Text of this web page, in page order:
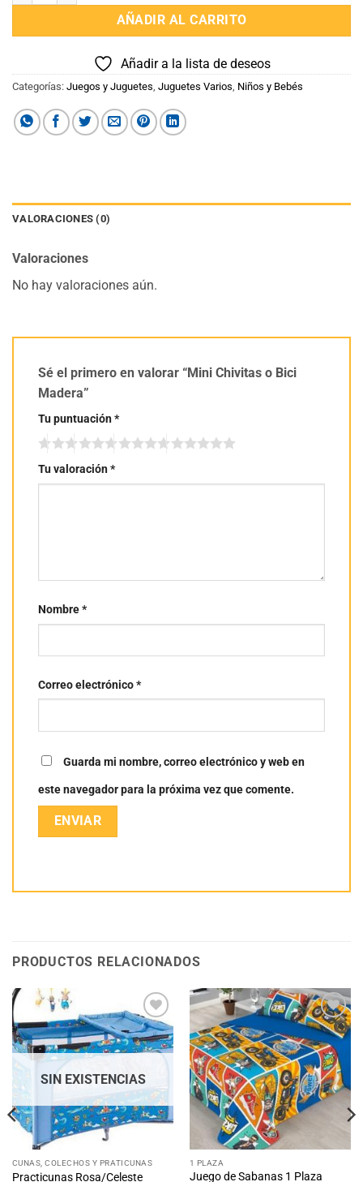
AÑADIR AL CARRITO
Añadir a la lista de deseos
Categorías: Juegos y Juguetes Juguetes Varios Niños y Bebés
VALORACIONES (0)
Valoraciones
No hay valoraciones aún.
Sé el primero en valorar “Mini Chivitas o Bici
Madera”
Tu puntuación*
Tu valoración*
Nombre*
Correo electrónico*
Guarda mi nombre, correo electrónico y web en
este navegador para la próxima vez que comente.
PRODUCTOS RELACIONADOS
Añadir
a la
lista
deseos
SIN EXISTENCIAS
CUNAS, COLECHOS Y PRATICUNAS
Practicunas Rosa/Celeste
Añadir
a la
lista
de
deseos
1 PLAZA
Juego de Sabanas 1 Plaza